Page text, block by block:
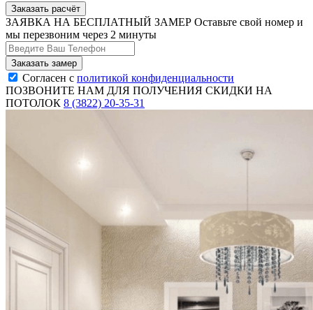
Заказать расчёт
ЗАЯВКА НА БЕСПЛАТНЫЙ ЗАМЕР Оставьте свой номер и
мы перезвоним через 2 минуты
Согласен с политикой конфиденциальности
ПОЗВОНИТЕ НАМ ДЛЯ ПОЛУЧЕНИЯ СКИДКИ НА
ПОТОЛОК 8 (3822) 20-35-31